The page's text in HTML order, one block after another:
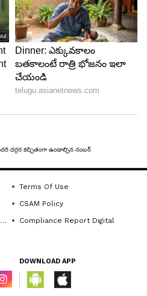
Terms Of Use
CSAM Policy
Compliance Report Digital
DOWNLOAD APP